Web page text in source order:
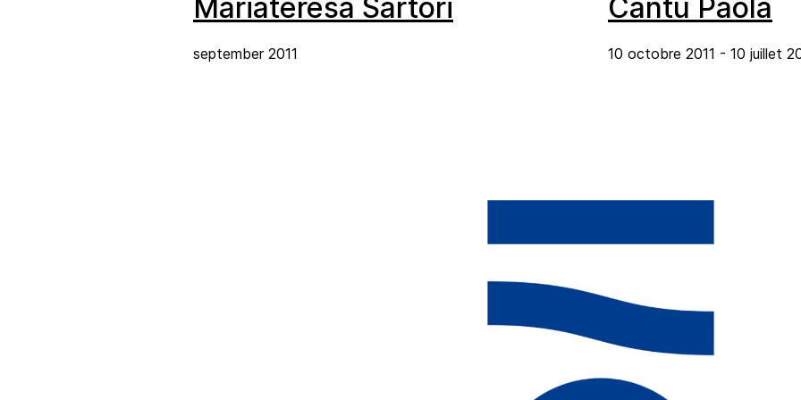
Mariateresa Sartori
september 2011
Cantu Paola
10 octobre 2011 - 10 juillet